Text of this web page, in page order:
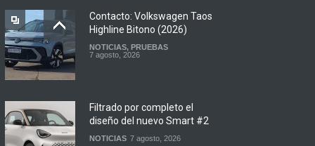
Contacto: Volkswagen Taos
Highline Bitono (2026)
NOTICIAS, PRUEBAS
7 agosto, 2026
Filtrado por completo el
diseño del nuevo Smart #2
NOTICIAS 7 agosto, 2026